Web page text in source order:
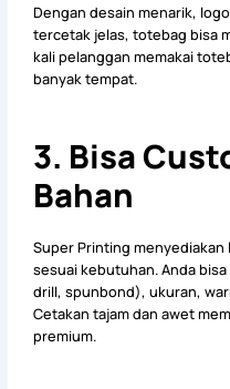
Dengan desain menarik,
tercetak jelas, totebag bisa
kali pelanggan memakai
banyak tempat.
3. Bisa
Bahan
Super Printing menyediakan
sesuai kebutuhan. Anda
drill, spunbond), ukuran,
Cetakan tajam dan awet
premium.